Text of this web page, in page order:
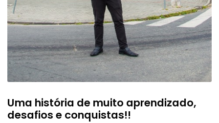
Uma história de muito aprendizado,
desafios e conquistas!!